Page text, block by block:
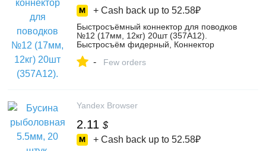
+ Cash back up to 52.58₽
Быстросъёмный коннектор для поводков
№12 (17мм, 12кг) 20шт (357A12).
Быстросъём фидерный, Коннектор
быстросъёмный коннектор 17мм №12,
- Few orders
Yandex Browser
2.11 $
+ Cash back up to 52.58₽